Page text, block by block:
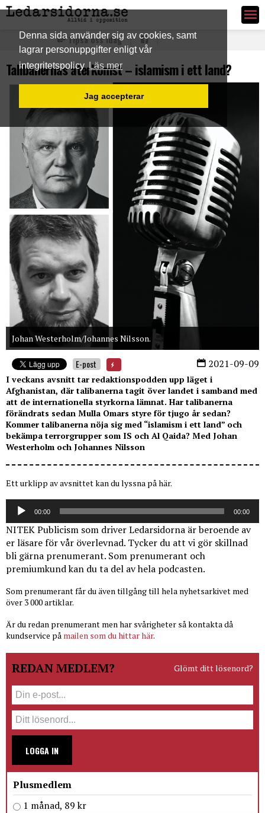
Denna sida använder sig av cookies, samt
lagrar personuppgifter enligt vår
integritetspolicy Läs mer
Jag accepterar
Ledarsidorna.se
Tipsa oss idag
Talibanernas återkomst – islamism i ett land?
Johan Westerholm/Johannes Nilsson.
2021-09-09
E-post
I veckans avsnitt tar redaktionspodden upp läget i
Afghanistan, där talibanerna tagit över landet i samband med
att de internationella styrkorna lämnat. Har talibanerna
förändrats sedan Mulla Omars styre för tjugo år sedan?
Kommer talibanerna nöja sig med “islamism i ett land” och
bekämpa terrorgrupper som IS och Al Qaida? Med Johan
Westerholm och Johannes Nilsson
Ett urklipp av avsnittet kan du lyssna på här.
Ljudspelare
00:00 00:00
NITEK Publicism som driver Ledarsidorna är beroende av
er läsare för vår överlevnad. Tycker du att vi gör skillnad
bli gärna prenumerant. Som prenumerant och
premiumkund kan du ta del av hela podcasten.
Som prenumerant får du även tillgång till hela nyhetsarkivet med
över 3 000 artiklar.
Är du redan prenumerant men har svårigheter så kontakta då
kundservice på mailen som du hittar här.
REDAN MEDLEM? Glömt ditt lösenord?
LOGGA IN
Plusmedlem
1 månad, 89 kr